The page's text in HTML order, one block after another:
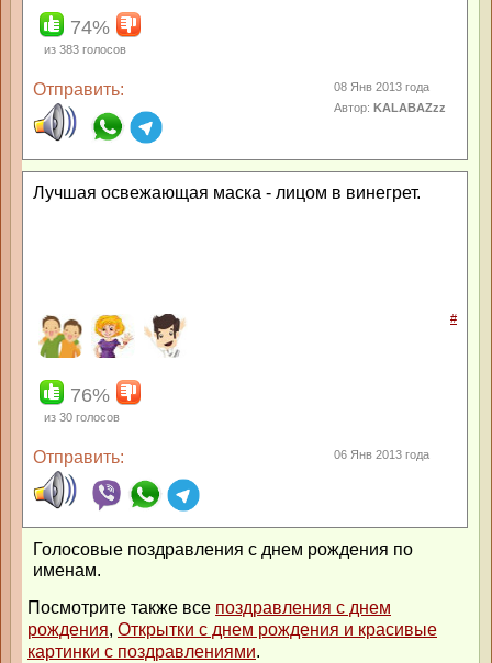
74%
из 383 голосов
Отправить:
08 Янв 2013 года
Автор: KALABAZzz
Лучшая освежающая маска - лицом в винегрет.
#
76%
из 30 голосов
Отправить: 06 Янв 2013 года
Голосовые поздравления с днем рождения по
именам.
Посмотрите также все поздравления с днем
рождения, Открытки с днем рождения и красивые
картинки с поздравлениями.